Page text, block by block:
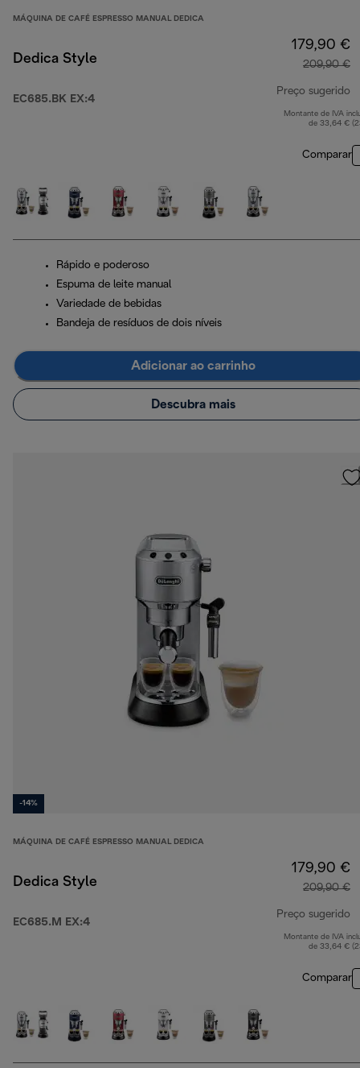
MÁQUINA DE CAFÉ ESPRESSO MANUAL DEDICA
Dedica Style
EC685.BK EX:4
179,90 €
209,90 €
Preço sugerido
Montante de IVA
de 33,64 €
Comparar
Rápido e poderoso
Espuma de leite manual
Variedade de bebidas
Bandeja de resíduos de dois níveis
Adicionar ao carrinho
Descubra mais
-14%
MÁQUINA DE CAFÉ ESPRESSO MANUAL DEDICA
Dedica Style
EC685.M EX:4
179,90 €
209,90 €
Preço sugerido
Montante de IVA
de 33,64 €
Comparar